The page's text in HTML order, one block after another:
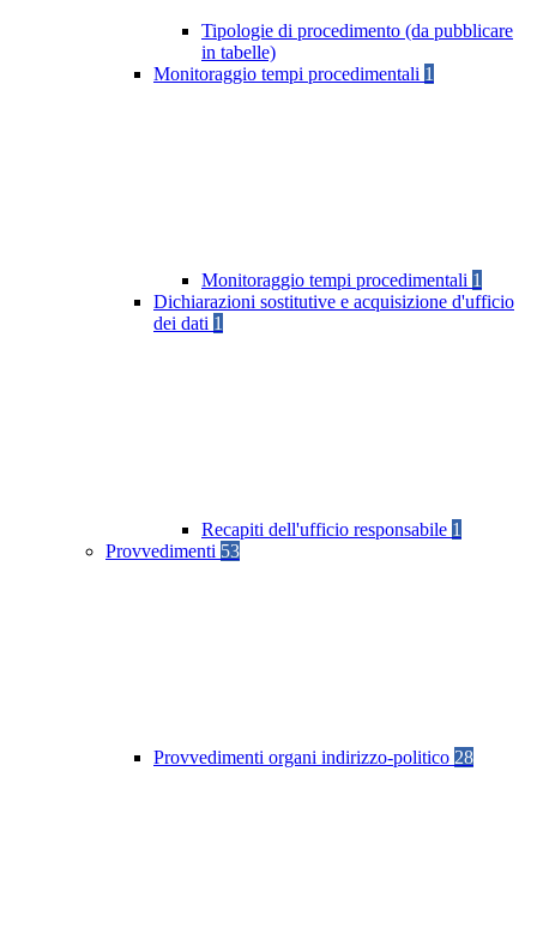
Tipologie di procedimento (da pubblicare
in tabelle)
Monitoraggio tempi procedimentali 1
Monitoraggio tempi procedimentali 1
Dichiarazioni sostitutive e acquisizione d'ufficio
dei dati 1
Recapiti dell'ufficio responsabile 1
Provvedimenti 53
Provvedimenti organi indirizzo-politico 28